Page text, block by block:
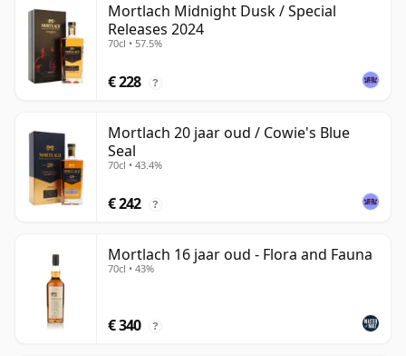
Mortlach Midnight Dusk / Special
Releases 2024
70cl • 57.5%
€ 228 ?
Mortlach 20 jaar oud / Cowie's Blue
Seal
70cl • 43.4%
€ 242 ?
Mortlach 16 jaar oud - Flora and Fauna
70cl • 43%
€ 340 ?